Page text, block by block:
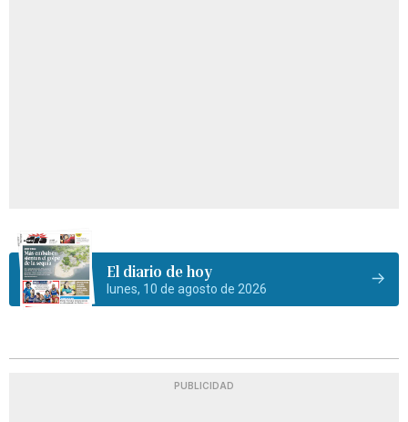
El diario de hoy
lunes, 10 de agosto de 2026
PUBLICIDAD